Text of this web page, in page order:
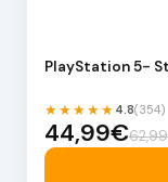
PlayStation 5-
★★★★★ 4.8(354)
44,99€